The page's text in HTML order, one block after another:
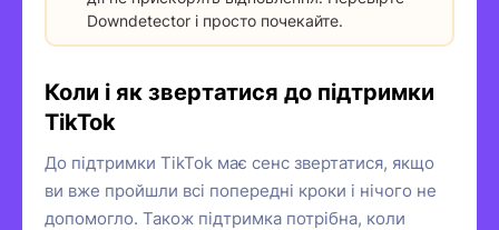
Downdetector і просто почекайте.
Коли і як звертатися до підтримки
TikTok
До підтримки TikTok має сенс звертатися, якщо
ви вже пройшли всі попередні кроки і нічого не
допомогло. Також підтримка потрібна, коли